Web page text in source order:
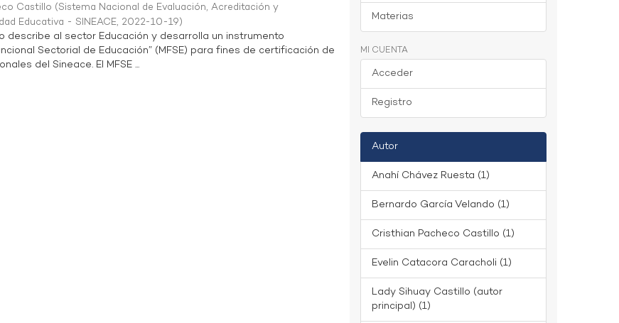
Castillo (Sistema Nacional de Evaluación, Acreditación y
Educativa - SINEACE, 2022-10-19)
describe al sector Educación y desarrolla un instrumento
Sectorial de Educación” (MFSE) para fines de certificación de
del Sineace. El MFSE ...
Materias
MI CUENTA
Acceder
Registro
Autor
Anahí Chávez Ruesta (1)
Bernardo García Velando (1)
Cristhian Pacheco Castillo (1)
Evelin Catacora Caracholi (1)
Lady Sihuay Castillo (autor
principal) (1)